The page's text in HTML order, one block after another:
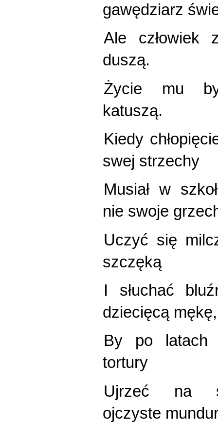
gawędziarz
Ale człowiek
duszą.
Życie mu
katuszą.
Kiedy
swej strzechy
Musiał w
nie swoje
Uczyć się
szczęką
I słuchać
dziecięcą mękę,
By po latach
tortury
Ujrzeć na
ojczyste